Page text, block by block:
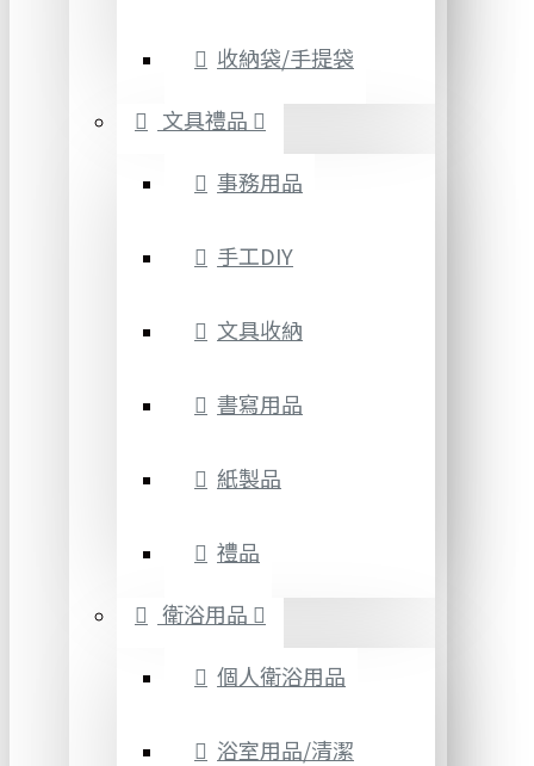
收納袋/手提袋
文具禮品
事務用品
手工DIY
文具收納
書寫用品
紙製品
禮品
衛浴用品
個人衛浴用品
浴室用品/清潔